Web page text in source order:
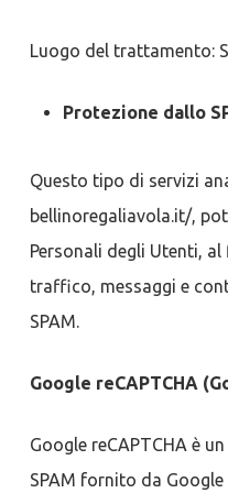
Luogo del trattamento:
Protezione dallo
Questo tipo di servizi
bellinoregaliavola.it/,
Personali degli Utenti,
traffico, messaggi e
SPAM.
Google reCAPTCHA
Google reCAPTCHA è
SPAM fornito da Google